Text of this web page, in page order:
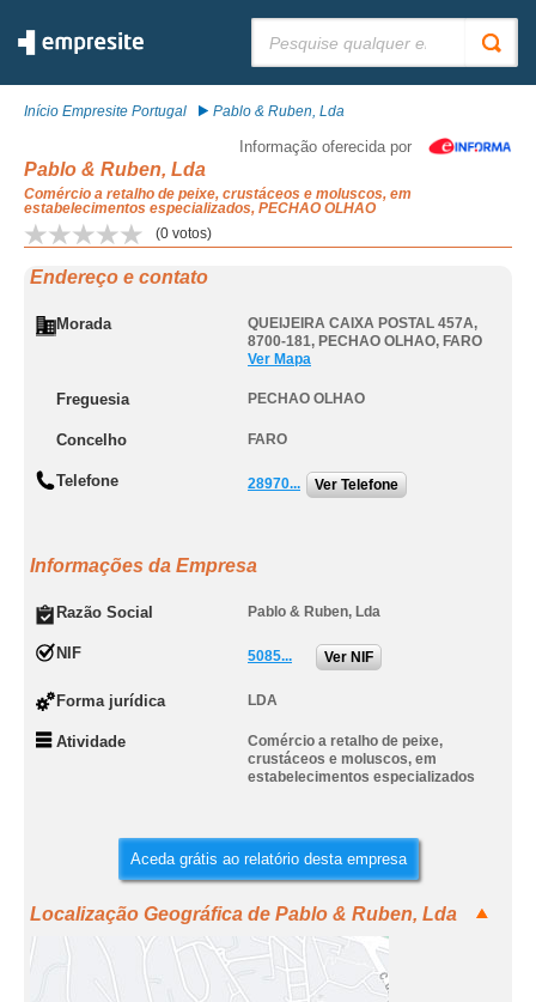
Início Empresite Portugal Pablo & Ruben, Lda
Informação oferecida por
Pablo & Ruben, Lda
Comércio a retalho de peixe, crustáceos e moluscos, em
estabelecimentos especializados, PECHAO OLHAO
(0 votos)
Endereço e contato
Morada
QUEIJEIRA CAIXA POSTAL 457A,
8700-181, PECHAO OLHAO, FARO
Ver Mapa
Freguesia PECHAO OLHAO
Concelho FARO
Telefone 28970... Ver Telefone
Informações da Empresa
Razão Social Pablo & Ruben, Lda
NIF 5085... Ver NIF
Forma jurídica LDA
Atividade
Comércio a retalho de peixe,
crustáceos e moluscos, em
estabelecimentos especializados
Aceda grátis ao relatório desta empresa
Localização Geográfica de Pablo & Ruben, Lda